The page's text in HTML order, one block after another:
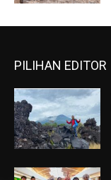
PILIHAN EDITOR